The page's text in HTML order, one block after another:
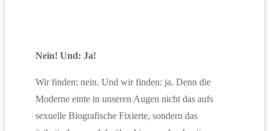
Nein! Und: Ja!
Wir finden: nein. Und wir finden: ja. Denn die
Moderne einte in unseren Augen nicht das aufs
sexuelle Biografische Fixierte, sondern das